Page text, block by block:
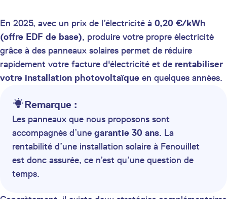
En 2025, avec un prix de l’électricité à 0,20 €/kWh
(offre EDF de base), produire votre propre électricité
grâce à des panneaux solaires permet de réduire
rapidement votre facture d'électricité et de rentabiliser
votre installation photovoltaïque en quelques années.
Remarque :
Les panneaux que nous proposons sont
accompagnés d’une garantie 30 ans. La
rentabilité d’une installation solaire à Fenouillet
est donc assurée, ce n’est qu’une question de
temps.